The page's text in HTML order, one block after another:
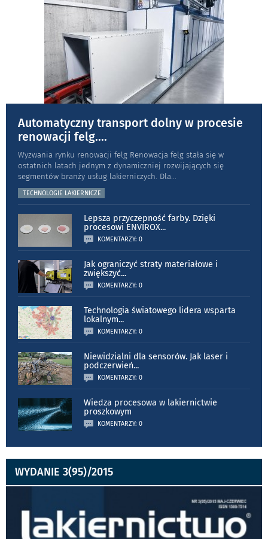
Automatyczny transport dolny w procesie
renowacji felg....
Wyzwania rynku renowacji felg Renowacja felg stała się w
ostatnich latach jednym z dynamiczniej rozwijających się
segmentów branży usług lakierniczych. Dla...
TECHNOLOGIE LAKIERNICZE
Lepsza przyczepność farby. Dzięki
procesowi ENVIROX...
KOMENTARZY: 0
Jak ograniczyć straty materiałowe i
zwiększyć...
KOMENTARZY: 0
Technologia światowego lidera wsparta
lokalnym...
KOMENTARZY: 0
Niewidzialni dla sensorów. Jak laser i
podczerwień...
KOMENTARZY: 0
Wiedza procesowa w lakiernictwie
proszkowym
KOMENTARZY: 0
WYDANIE 3(95)/2015